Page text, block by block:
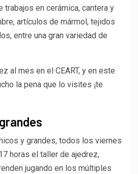
trabajos en cerámica, cantera y
artículos de mármol, tejidos
entre una gran variedad de
al mes en el CEART, y en este
la pena que lo visites ¡te
y grandes, todos los viernes
horas el taller de ajedrez,
jugando en los múltiples